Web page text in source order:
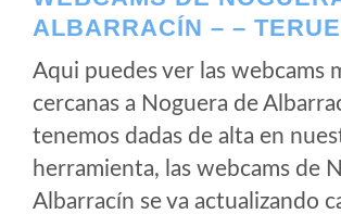
ALBARRACÍN – –
Aqui puedes ver las webcams
cercanas a Noguera de
tenemos dadas de alta en
herramienta, las webcams de
Albarracín se va actualizando